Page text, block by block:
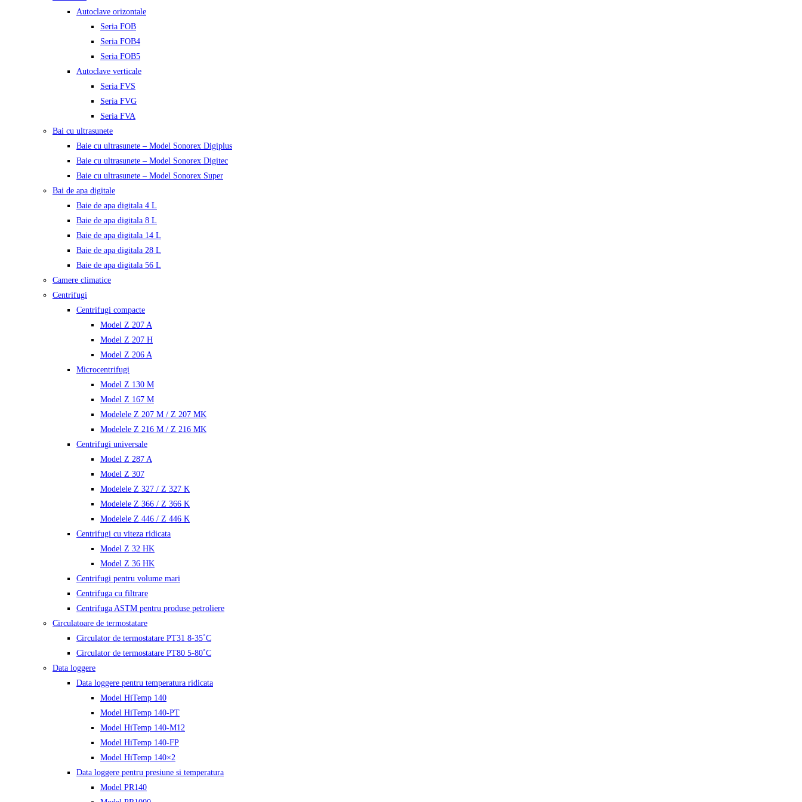
Autoclave orizontale
Seria FOB
Seria FOB4
Seria FOB5
Autoclave verticale
Seria FVS
Seria FVG
Seria FVA
Bai cu ultrasunete
Baie cu ultrasunete – Model Sonorex Digiplus
Baie cu ultrasunete – Model Sonorex Digitec
Baie cu ultrasunete – Model Sonorex Super
Bai de apa digitale
Baie de apa digitala 4 L
Baie de apa digitala 8 L
Baie de apa digitala 14 L
Baie de apa digitala 28 L
Baie de apa digitala 56 L
Camere climatice
Centrifugi
Centrifugi compacte
Model Z 207 A
Model Z 207 H
Model Z 206 A
Microcentrifugi
Model Z 130 M
Model Z 167 M
Modelele Z 207 M / Z 207 MK
Modelele Z 216 M / Z 216 MK
Centrifugi universale
Model Z 287 A
Model Z 307
Modelele Z 327 / Z 327 K
Modelele Z 366 / Z 366 K
Modelele Z 446 / Z 446 K
Centrifugi cu viteza ridicata
Model Z 32 HK
Model Z 36 HK
Centrifugi pentru volume mari
Centrifuga cu filtrare
Centrifuga ASTM pentru produse petroliere
Circulatoare de termostatare
Circulator de termostatare PT31 8-35˚C
Circulator de termostatare PT80 5-80˚C
Data loggere
Data loggere pentru temperatura ridicata
Model HiTemp 140
Model HiTemp 140-PT
Model HiTemp 140-M12
Model HiTemp 140-FP
Model HiTemp 140×2
Data loggere pentru presiune si temperatura
Model PR140